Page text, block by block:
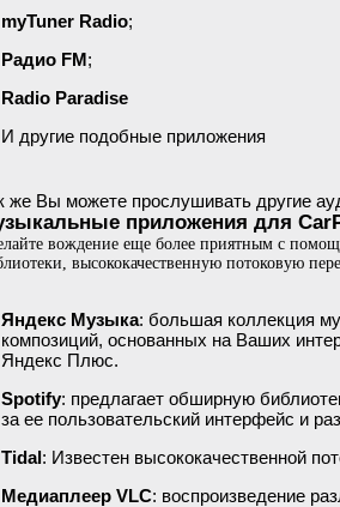
myTuner Radio;
Радио FM;
Radio Paradise
И другие подобные приложения
же Вы можете прослушивать другие
приложения для
вождение еще более приятным с
высококачественную потоковую
Яндекс Музыка: большая коллекция
композиций, основанных на Ваших
Яндекс Плюс.
Spotify: предлагает обширную
за ее пользовательский интерфейс и
Tidal: Известен высококачественной
Медиаплеер VLC: воспроизведение